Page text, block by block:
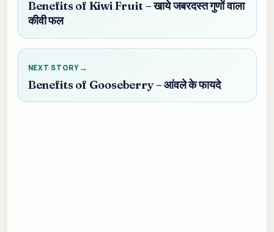
Benefits of Kiwi Fruit – खाये जबरदस्त गुणों वाला
कीवी फल
NEXT STORY
Benefits of Gooseberry – आंवले के फायदे